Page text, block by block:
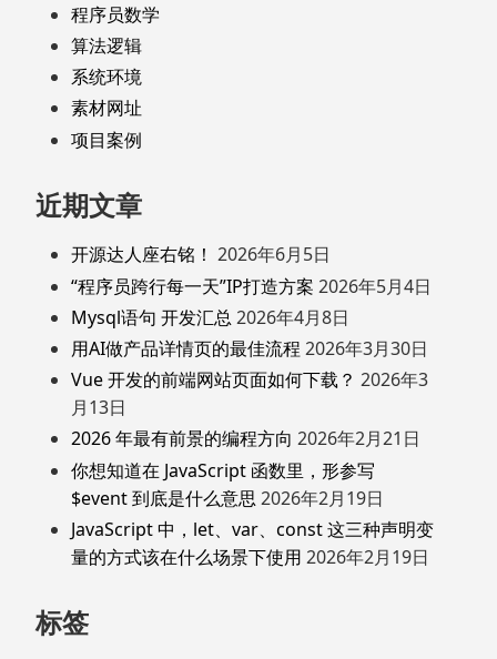
程序员数学
算法逻辑
系统环境
素材网址
项目案例
近期文章
开源达人座右铭！ 2026年6月5日
“程序员跨行每一天”IP打造方案 2026年5月4日
Mysql语句 开发汇总 2026年4月8日
用AI做产品详情页的最佳流程 2026年3月30日
Vue 开发的前端网站页面如何下载？ 2026年3
月13日
2026 年最有前景的编程方向 2026年2月21日
你想知道在 JavaScript 函数里，形参写
$event 到底是什么意思 2026年2月19日
JavaScript 中，let、var、const 这三种声明变
量的方式该在什么场景下使用 2026年2月19日
标签